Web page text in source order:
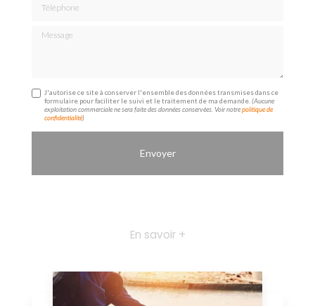
Message
J'autorise ce site à conserver l'ensemble des données transmises dans ce
formulaire pour faciliter le suivi et le traitement de ma demande.(Aucune
exploitation commerciale ne sera faite des données conservées. Voir notrepolitique de
confidentialité)
En savoir +